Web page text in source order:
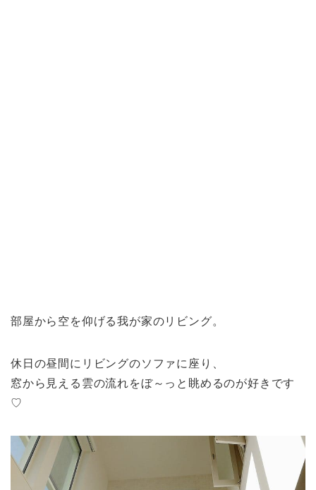
部屋から空を仰げる我が家のリビング。
休日の昼間にリビングのソファに座り、
窓から見える雲の流れをぼ～っと眺めるのが好きです
♡